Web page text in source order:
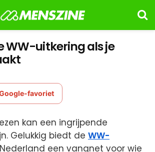
WW-uitkering als je
favoriet
kan een ingrijpende
Gelukkig biedt de WW-
een vangnet voor wie